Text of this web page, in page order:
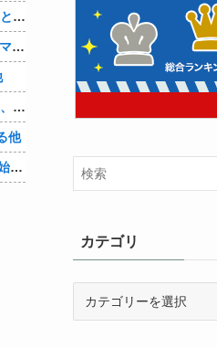
【シンデレラガールズ】百鬼夜行をテーマとしたPOP UP SHOPが東京・大阪にて開催
【朗報】Amazon、汗が飛び散る灼熱の「マンガ毎週末セール（50%還元）」を開催！他
【悲報】身元不明で病院に運ばれたオタク、待ち受けから「ラブライブ」と呼ばれるｗｗｗｗ他
他
「Linuxで十分じゃね…？」世界が気付き始める他
カテゴリ